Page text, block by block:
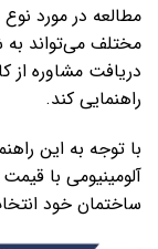
مطالعه در مورد نوع
مختلف می‌تواند
دریافت مشاوره از
راهنمایی کند.
با توجه به این
آلومینیومی با
ساختمان خود